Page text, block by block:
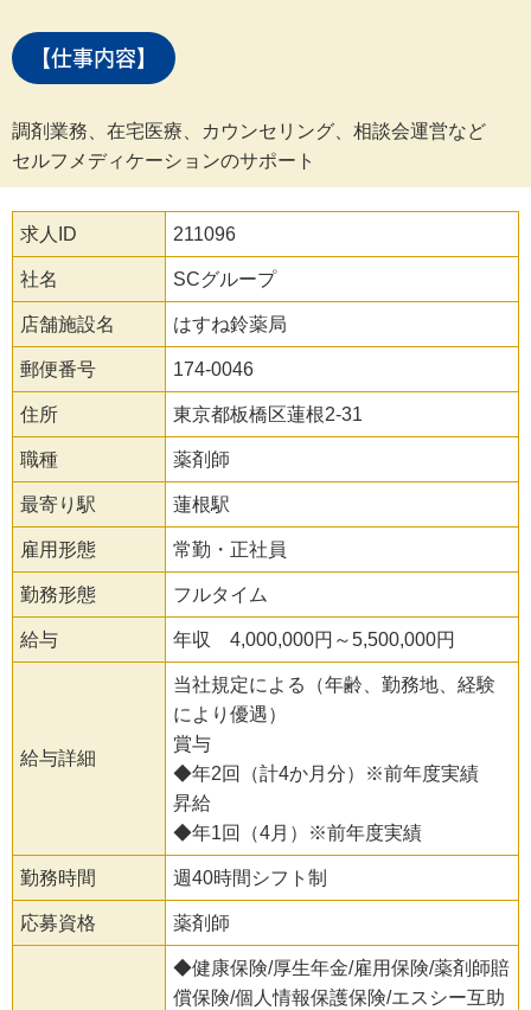
【仕事内容】
調剤業務、在宅医療、カウンセリング、相談会運営など
セルフメディケーションのサポート
求人ID 211096
社名 SCグループ
店舗施設名 はすね鈴薬局
郵便番号 174-0046
住所 東京都板橋区蓮根2-31
職種 薬剤師
最寄り駅 蓮根駅
雇用形態 常勤・正社員
勤務形態 フルタイム
給与 年収 4,000,000円～5,500,000円
給与詳細
当社規定による（年齢、勤務地、経験
により優遇）
賞与
◆年2回（計4か月分）※前年度実績
昇給
◆年1回（4月）※前年度実績
勤務時間 週40時間シフト制
応募資格 薬剤師
◆健康保険/厚生年金/雇用保険/薬剤師賠
償保険/個人情報保護保険/エスシー互助